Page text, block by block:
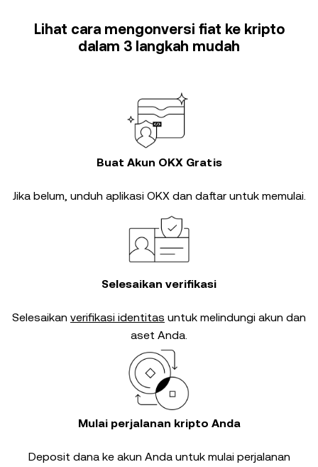
Lihat cara mengonversi fiat ke kripto
dalam 3 langkah mudah
Buat Akun OKX Gratis
Jika belum, unduh aplikasi OKX dan daftar untuk memulai.
Selesaikan verifikasi
Selesaikan verifikasi identitas untuk melindungi akun dan
aset Anda.
Mulai perjalanan kripto Anda
Deposit dana ke akun Anda untuk mulai perjalanan